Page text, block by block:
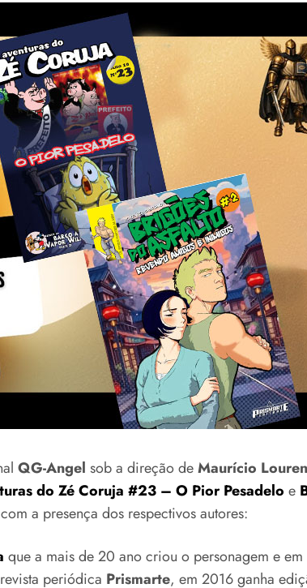
QG-Angel sob a direção deMaurício
do Zé Coruja #23 – O Pior Pesadelo e
a presença dos respectivos autores:
que a mais de 20 ano criou o personagem e
periódica Prismarte, em 2016 ganha